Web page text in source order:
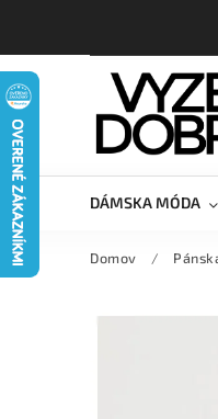
DÁMSKA MÓDA
Domov /